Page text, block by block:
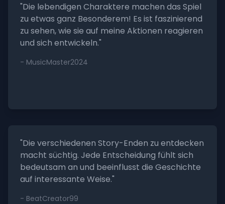
"Die lebendigen Charaktere machen das Spiel
zu etwas ganz Besonderem! Es ist faszinierend
zu sehen, wie sie auf meine Aktionen reagieren
und sich entwickeln."
- MusicMaster2024
"Die verschiedenen Story-Enden zu entdecken
macht süchtig. Jede Entscheidung fühlt sich
bedeutsam an und beeinflusst die Geschichte
auf interessante Weise."
- BeatCreator99